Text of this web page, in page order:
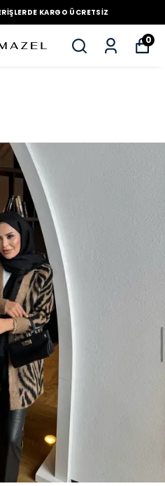
KARGO ÜCRETSIZ
0